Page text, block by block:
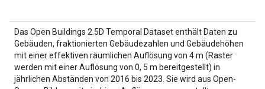
Das Open Buildings 2.5D Temporal Dataset enthält Daten zu
Gebäuden, fraktionierten Gebäudezahlen und Gebäudehöhen
mit einer effektiven räumlichen Auflösung von 4 m (Raster
werden mit einer Auflösung von 0, 5 m bereitgestellt) in
jährlichen Abständen von 2016 bis 2023. Sie wird aus Open-